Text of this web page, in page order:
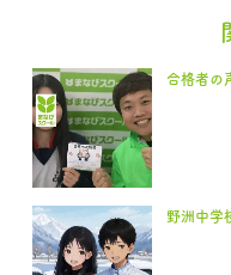
合格者の
野洲中学